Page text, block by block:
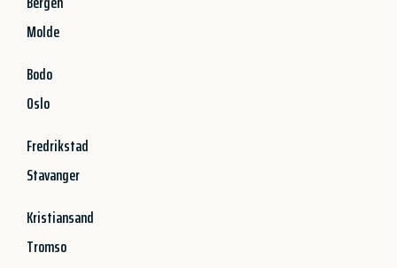
Molde
Bodo
Oslo
Fredrikstad
Stavanger
Kristiansand
Tromso